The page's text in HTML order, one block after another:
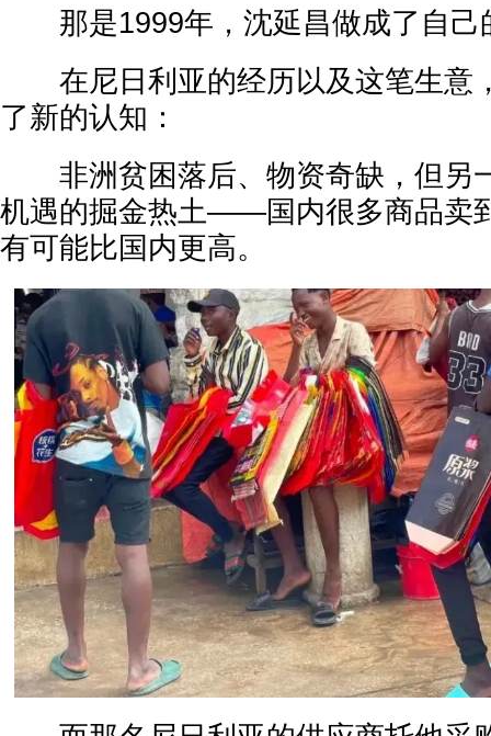
那是1999年，沈延昌做成了自己
在尼日利亚的经历以及这笔生意
了新的认知：
非洲贫困落后、物资奇缺，但另
机遇的掘金热土——国内很多商品卖
有可能比国内更高。